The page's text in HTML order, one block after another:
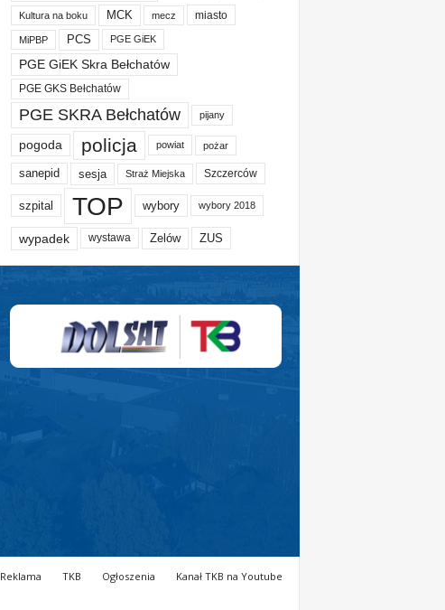
Kultura na boku MCK mecz miasto
MiPBP PCS PGE GiEK
PGE GiEK Skra Bełchatów
PGE GKS Bełchatów
PGE SKRA Bełchatów pijany
pogoda policja powiat pożar
sanepid sesja Straż Miejska Szczerców
szpital TOP wybory wybory 2018
wypadek wystawa Zelów ZUS
Reklama TKB Ogłoszenia Kanał TKB na Youtube